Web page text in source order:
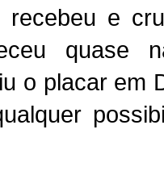
recebeu e
quase
o placar em